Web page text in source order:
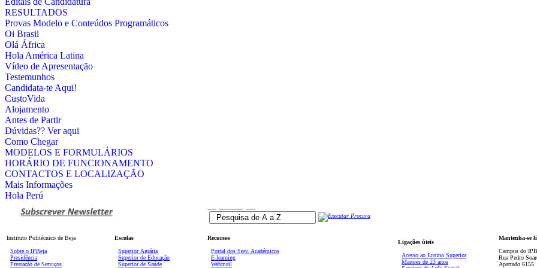
RESULTADOS
Provas Modelo e Conteúdos Programáticos
Oi Brasil
Olá África
Hola América Latina
Vídeo de Apresentação
Testemunhos
Candidata-te Aqui!
CustoVida
Alojamento
Antes de Partir
Dúvidas?? Ver aqui
Como Chegar
MODELOS E FORMULÁRIOS
HORÁRIO DE FUNCIONAMENTO
CONTACTOS E LOCALIZAÇÃO
Mais Informações
Hola Perú
Instituto Politécnico de Beja
Sobre o IPBeja
Presidência
Prestação de Serviços
Escolas
Superior Agrária
Superior de Educação
Superior de Saúde
Recursos
Portal dos Serv. Académicos
E-learning
Webmail
Ligações úteis
Acesso ao Ensino Superior
Maiores de 23 anos
Mantenha-se
Campus do
Rua Pedro
Apartado 6155